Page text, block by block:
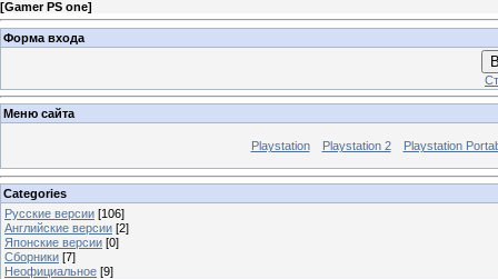
[Gamer PS one]
Форма входа
Меню сайта
Playstation Playstation 2 Playstation
Categories
Русские версии [106]
Английские версии [2]
Японские версии [0]
Сборники [7]
Неофициальное [9]